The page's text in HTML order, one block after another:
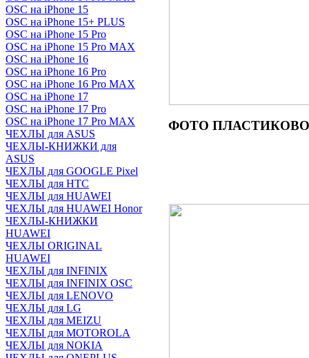
OSC на iPhone 15
OSC на iPhone 15+ PLUS
OSC на iPhone 15 Pro
OSC на iPhone 15 Pro MAX
OSC на iPhone 16
OSC на iPhone 16 Pro
OSC на iPhone 16 Pro MAX
OSC на iPhone 17
OSC на iPhone 17 Pro
OSC на iPhone 17 Pro MAX
ЧЕХЛЫ для ASUS
ЧЕХЛЫ-КНИЖКИ для
ASUS
ЧЕХЛЫ для GOOGLE Pixel
ЧЕХЛЫ для HTC
ЧЕХЛЫ для HUAWEI
ЧЕХЛЫ для HUAWEI Honor
ЧЕХЛЫ-КНИЖКИ
HUAWEI
ЧЕХЛЫ ORIGINAL
HUAWEI
ЧЕХЛЫ для INFINIX
ЧЕХЛЫ для INFINIX OSC
ЧЕХЛЫ для LENOVO
ЧЕХЛЫ для LG
ЧЕХЛЫ для MEIZU
ЧЕХЛЫ для MOTOROLA
ЧЕХЛЫ для NOKIA
ФОТО